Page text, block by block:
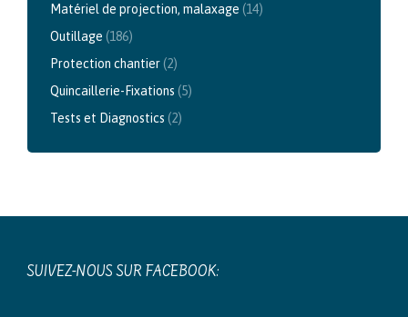
Matériel de projection, malaxage (14)
Outillage (186)
Protection chantier(2)
Quincaillerie-Fixations (5)
Tests et Diagnostics (2)
SUIVEZ-NOUS SUR FACEBOOK: